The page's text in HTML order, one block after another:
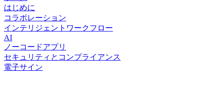
はじめに
コラボレーション
インテリジェントワークフロー
AI
ノーコードアプリ
セキュリティとコンプライアンス
電子サイン